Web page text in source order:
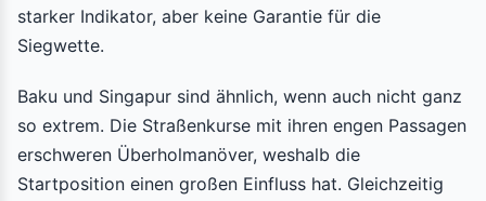
starker Indikator, aber keine Garantie für die
Siegwette.
Baku und Singapur sind ähnlich, wenn auch nicht ganz
so extrem. Die Straßenkurse mit ihren engen Passagen
erschweren Überholmanöver, weshalb die
Startposition einen großen Einfluss hat. Gleichzeitig